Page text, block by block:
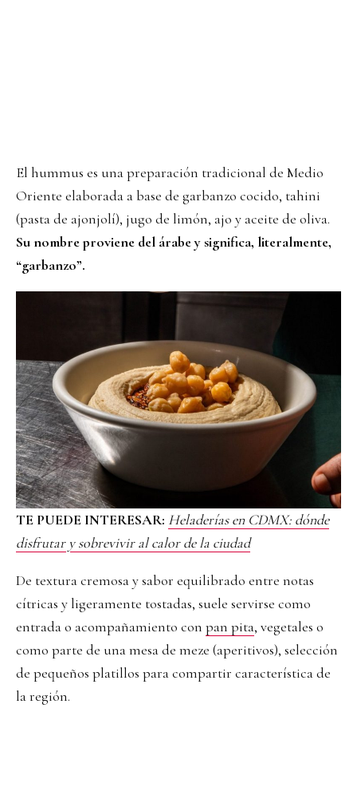
El hummus es una preparación tradicional de Medio
Oriente elaborada a base de garbanzo cocido, tahini
(pasta de ajonjolí), jugo de limón, ajo y aceite de oliva.
Su nombre proviene del árabe y significa, literalmente,
“garbanzo”.
TE PUEDE INTERESAR: Heladerías en CDMX: dónde
disfrutar y sobrevivir al calor de la ciudad
De textura cremosa y sabor equilibrado entre notas
cítricas y ligeramente tostadas, suele servirse como
entrada o acompañamiento con pan pita, vegetales o
como parte de una mesa de meze (aperitivos), selección
de pequeños platillos para compartir característica de
la región.